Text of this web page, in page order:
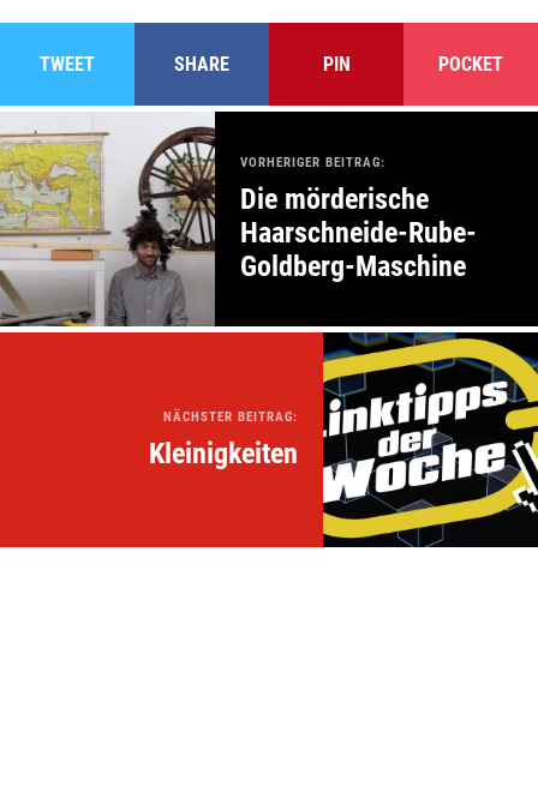
TWEET SHARE PIN POCKET
VORHERIGER BEITRAG:
Die mörderische
Haarschneide-Rube-
Goldberg-Maschine
NÄCHSTER BEITRAG:
Kleinigkeiten